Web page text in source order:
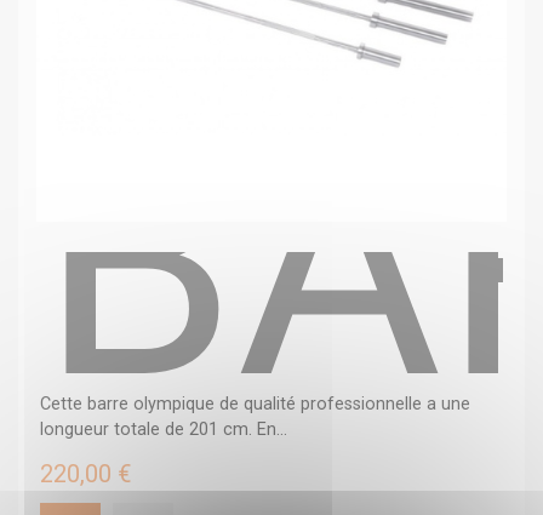
Cette barre olympique de qualité professionnelle a une
longueur totale de 201 cm. En...
220,00 €